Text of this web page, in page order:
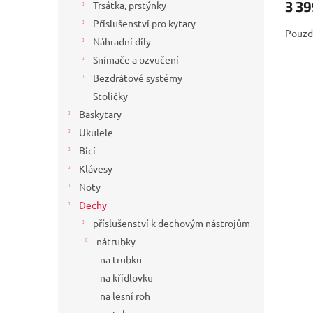
Trsátka, prstýnky
Příslušenství pro kytary
Náhradní díly
Snímače a ozvučení
Bezdrátové systémy
Stoličky
Baskytary
Ukulele
Bicí
Klávesy
Noty
Dechy
příslušenství k dechovým nástrojům
nátrubky
na trubku
na křídlovku
na lesní roh
3